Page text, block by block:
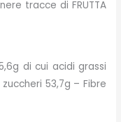
tracce di FRUTTA
di cui acidi grassi
53,7g – Fibre